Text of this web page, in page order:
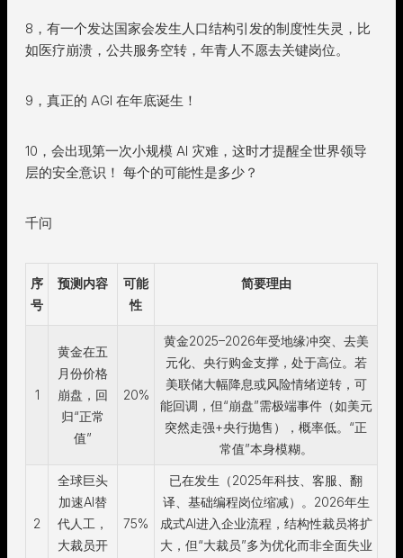
8，有一个发达国家会发生人口结构引发的制度性失灵，比
如医疗崩溃，公共服务空转，年青人不愿去关键岗位。
9，真正的 AGI 在年底诞生！
10，会出现第一次小规模 AI 灾难，这时才提醒全世界领导
层的安全意识！ 每个的可能性是多少？
千问
序
号
预测内容
可能
性
简要理由
1
黄金在五
月份价格
崩盘，回
归“正常
值”
20%
黄金2025–2026年受地缘冲突、去美
元化、央行购金支撑，处于高位。若
美联储大幅降息或风险情绪逆转，可
能回调，但“崩盘”需极端事件（如美元
突然走强+央行抛售），概率低。“正
常值”本身模糊。
2
全球巨头
加速AI替
代人工，
大裁员开
75%
已在发生（2025年科技、客服、翻
译、基础编程岗位缩减）。2026年生
成式AI进入企业流程，结构性裁员将扩
大，但“大裁员”多为优化而非全面失业